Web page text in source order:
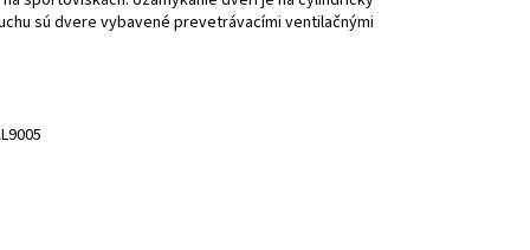
sú dvere vybavené prevetrávacími ventilačnými